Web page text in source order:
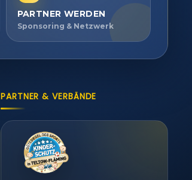
PARTNER WERDEN
Sponsoring & Netzwerk
PARTNER & VERBÄNDE